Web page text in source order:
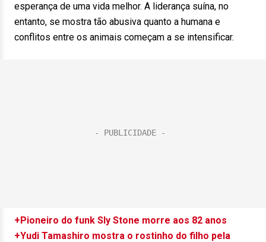
esperança de uma vida melhor. A liderança suína, no
entanto, se mostra tão abusiva quanto a humana e
conflitos entre os animais começam a se intensificar.
+Pioneiro do funk Sly Stone morre aos 82 anos
+Yudi Tamashiro mostra o rostinho do filho pela